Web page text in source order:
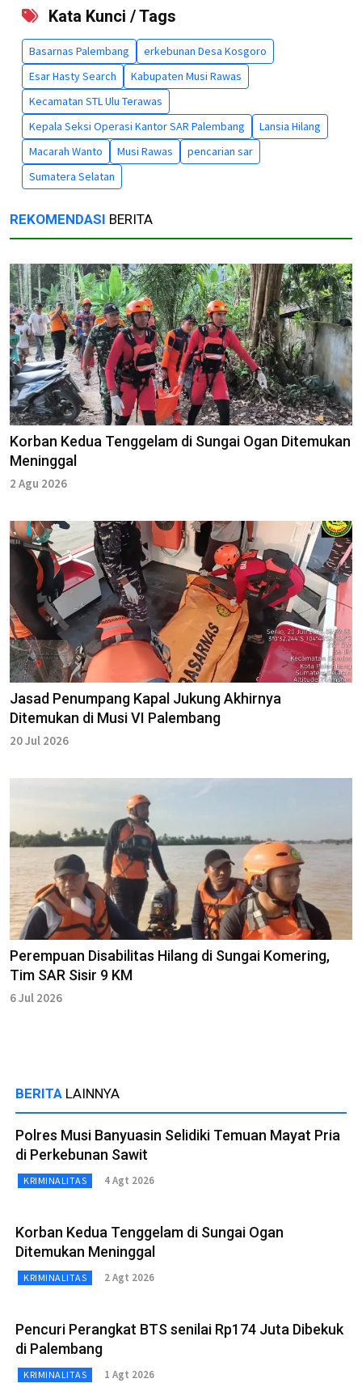
Kata Kunci / Tags
Basarnas Palembang
erkebunan Desa Kosgoro
Esar Hasty Search
Kabupaten Musi Rawas
Kecamatan STL Ulu Terawas
Kepala Seksi Operasi Kantor SAR Palembang
Lansia Hilang
Macarah Wanto
Musi Rawas
pencarian sar
Sumatera Selatan
REKOMENDASI BERITA
Korban Kedua Tenggelam di Sungai Ogan Ditemukan
Meninggal
2 Agu 2026
Jasad Penumpang Kapal Jukung Akhirnya
Ditemukan di Musi VI Palembang
20 Jul 2026
Perempuan Disabilitas Hilang di Sungai Komering,
Tim SAR Sisir 9 KM
6 Jul 2026
BERITA LAINNYA
Polres Musi Banyuasin Selidiki Temuan Mayat Pria
di Perkebunan Sawit
KRIMINALITAS 4 Agt 2026
Korban Kedua Tenggelam di Sungai Ogan
Ditemukan Meninggal
KRIMINALITAS 2 Agt 2026
Pencuri Perangkat BTS senilai Rp174 Juta Dibekuk
di Palembang
KRIMINALITAS 1 Agt 2026